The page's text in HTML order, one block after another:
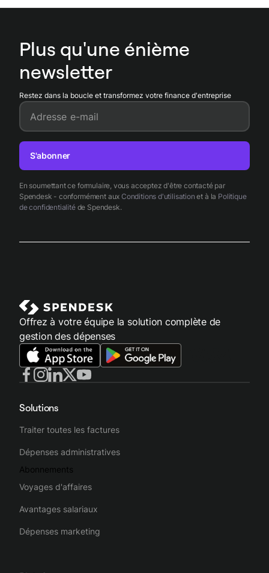
compétences techniques requises.
Plus qu'une énième
newsletter
Restez dans la boucle et transformez votre finance d'entreprise
Adresse e-mail
En soumettant ce formulaire, vous acceptez d'être contacté par
Spendesk - conformément aux Conditions d'utilisation et à la Politique
de confidentialitéde Spendesk.
S'abonner
Offrez à votre équipe la solution complète de
gestion des dépenses
Solutions
Traiter toutes les factures
Dépenses administratives
Abonnements
Voyages d'affaires
Avantages salariaux
Dépenses marketing